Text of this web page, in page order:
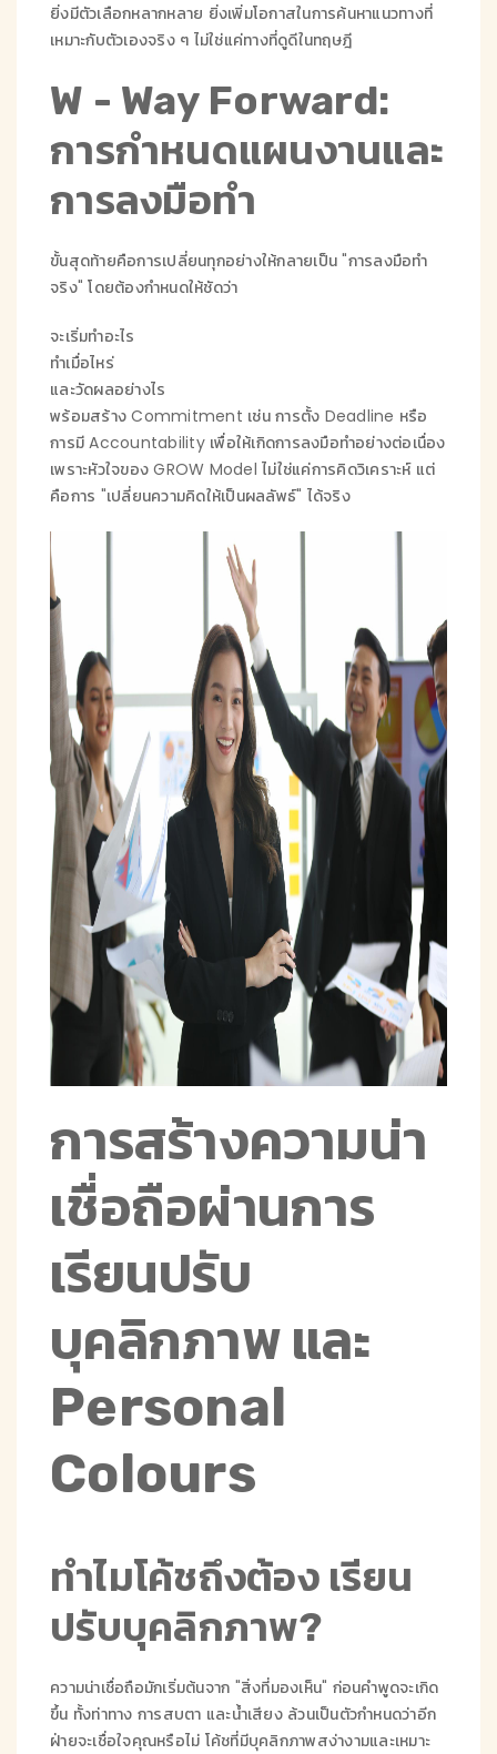
ยิ่งมีตัวเลือกหลากหลาย ยิ่งเพิ่มโอกาสในการค้นหาแนวทางที่
เหมาะกับตัวเองจริง ๆ ไม่ใช่แค่ทางที่ดูดีในทฤษฎี
W - Way Forward:
การกำหนดแผนงานและ
การลงมือทำ
ขั้นสุดท้ายคือการเปลี่ยนทุกอย่างให้กลายเป็น "การลงมือทำ
จริง" โดยต้องกำหนดให้ชัดว่า
จะเริ่มทำอะไร
ทำเมื่อไหร่
และวัดผลอย่างไร
พร้อมสร้าง Commitment เช่น การตั้ง Deadline หรือ
การมี Accountability เพื่อให้เกิดการลงมือทำอย่างต่อเนื่อง
เพราะหัวใจของ GROW Model ไม่ใช่แค่การคิดวิเคราะห์ แต่
คือการ "เปลี่ยนความคิดให้เป็นผลลัพธ์" ได้จริง
การสร้างความน่า
เชื่อถือผ่านการ
เรียนปรับ
บุคลิกภาพ และ
Personal
Colours
ทำไมโค้ชถึงต้อง เรียน
ปรับบุคลิกภาพ?
ความน่าเชื่อถือมักเริ่มต้นจาก "สิ่งที่มองเห็น" ก่อนคำพูดจะเกิด
ขึ้น ทั้งท่าทาง การสบตา และน้ำเสียง ล้วนเป็นตัวกำหนดว่าอีก
ฝ่ายจะเชื่อใจคุณหรือไม่ โค้ชที่มีบุคลิกภาพสง่างามและเหมาะ